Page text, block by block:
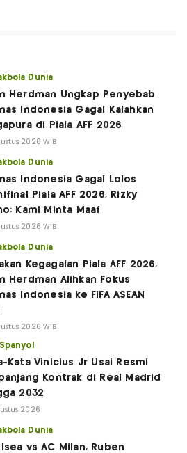
Dunia
Herdman Ungkap Penyebab
Indonesia Gagal Kalahkan
di Piala AFF 2026
2026 WIB
Dunia
Indonesia Gagal Lolos
Piala AFF 2026, Rizky
Kami Minta Maaf
2026 WIB
Dunia
Kegagalan Piala AFF 2026,
Herdman Alihkan Fokus
Indonesia ke FIFA ASEAN
2026 WIB
Kata Vinicius Jr Usai Resmi
Kontrak di Real Madrid
2032
2026
Dunia
vs AC Milan, Ruben